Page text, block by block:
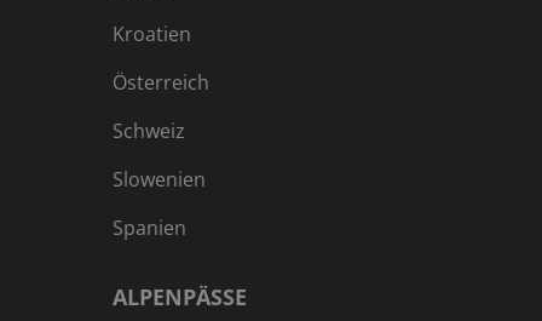
Kroatien
Österreich
Schweiz
Slowenien
Spanien
ALPENPÄSSE